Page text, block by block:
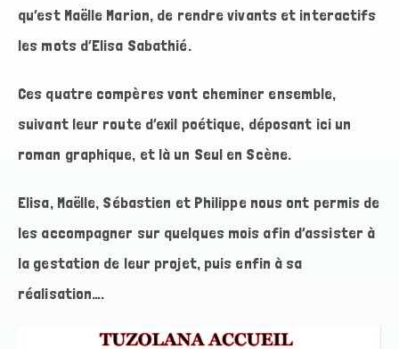
qu’est Maëlle Marion, de rendre vivants et interactifs
les mots d’Elisa Sabathié.
Ces quatre compères vont cheminer ensemble,
suivant leur route d’exil poétique, déposant ici un
roman graphique, et là un Seul en Scène.
Elisa, Maëlle, Sébastien et Philippe nous ont permis de
les accompagner sur quelques mois afin d’assister à
la gestation de leur projet, puis enfin à sa
réalisation….